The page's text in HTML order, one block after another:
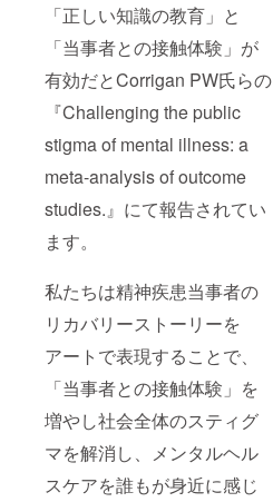
「正しい知識の教育」と
「当事者との接触体験」が
有効だとCorrigan PW氏らの
『Challenging the public
stigma of mental illness: a
meta-analysis of outcome
studies.』にて報告されてい
ます。
私たちは精神疾患当事者の
リカバリーストーリーを
アートで表現することで、
「当事者との接触体験」を
増やし社会全体のスティグ
マを解消し、メンタルヘル
スケアを誰もが身近に感じ